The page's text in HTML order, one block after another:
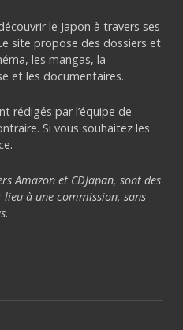
le Japon à travers ses
site propose des dossiers et
les mangas, la
et les documentaires.
rédigés par l’équipe de
Si vous souhaitez les
Amazon et CDJapan, sont des
à une commission, sans